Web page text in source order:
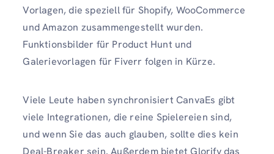
Vorlagen, die speziell für Shopify, WooCommerce
und Amazon zusammengestellt wurden.
Funktionsbilder für Product Hunt und
Galerievorlagen für Fiverr folgen in Kürze.
Viele Leute haben synchronisiert CanvaEs gibt
viele Integrationen, die reine Spielereien sind,
und wenn Sie das auch glauben, sollte dies kein
Deal-Breaker sein. Außerdem bietet Glorify das